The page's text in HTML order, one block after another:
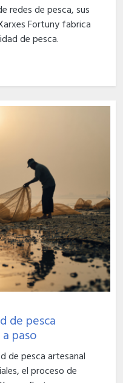
redes de pesca, sus
Fortuny fabrica
de pesca.
de pesca
paso
de pesca artesanal
el proceso de